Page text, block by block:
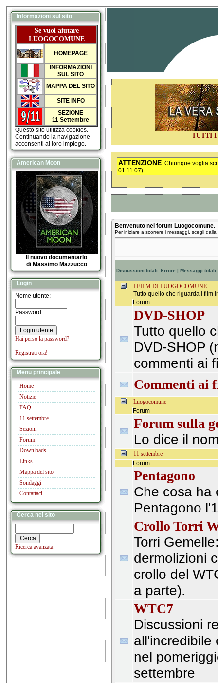
Informazioni sul sito
Se vuoi aiutare
LUOGOCOMUNE
HOMEPAGE
INFORMAZIONI
SUL SITO
MAPPA DEL SITO
SITE INFO
SEZIONE
11 Settembre
Questo sito utilizza cookies.
Continuando la navigazione
acconsenti al loro impiego.
American Moon
Il nuovo documentario
di Massimo Mazzucco
Login
Nome utente:
Password:
Hai perso la password?
Registrati ora!
Menu principale
Home
Notizie
FAQ
11 settembre
Sezioni
Forum
Downloads
Links
Mappa del sito
Sondaggi
Contattaci
Cerca nel sito
Ricerca avanzata
TUTTI I
ATTENZIONE: Chiunque voglia
01.11.07)
Benvenuto nel forum Luogocomune.
Per iniziare a scorrere i messaggi, scegli
Discussioni totali: Errore | Messaggi
I FILM DI LUOGOCOMUNE
Tutto quello che riguarda i film
Forum
DVD-SHOP
Tutto quello
DVD-SHOP
commenti ai
Commenti ai
Luogocomune
Forum
Forum sulla
Lo dice il
11 settembre
Forum
Pentagono
Che cosa ha
Pentagono
Crollo Torri
Torri
dermolizioni
crollo del
a parte).
WTC7
Discussioni
all'incredibile
nel
settembre